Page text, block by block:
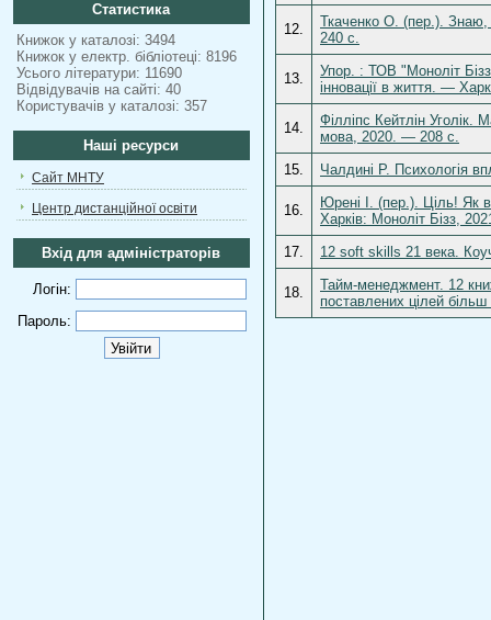
Статистика
Книжок у каталозі: 3494
Книжок у електр. бібліотеці: 8196
Усього літератури: 11690
Відвідувачів на сайті: 40
Користувачів у каталозі: 357
Наші ресурси
Сайт МНТУ
Центр дистанційної освіти
Вхід для адміністраторів
Логін:
Пароль:
12.
Ткаченко О. (пер.). Знаю,
240 с.
13.
Упор. : ТОВ "Моноліт
інновації в життя. —
14.
Філліпс Кейтлін Уголік.
мова, 2020. — 208 с.
15.
Чалдині Р. Психологія
16.
Юрені І. (пер.). Ціль! Як
Харків: Моноліт Бізз,
17.
12 soft skills 21 века.
18.
Тайм-менеджмент. 12
поставлених цілей